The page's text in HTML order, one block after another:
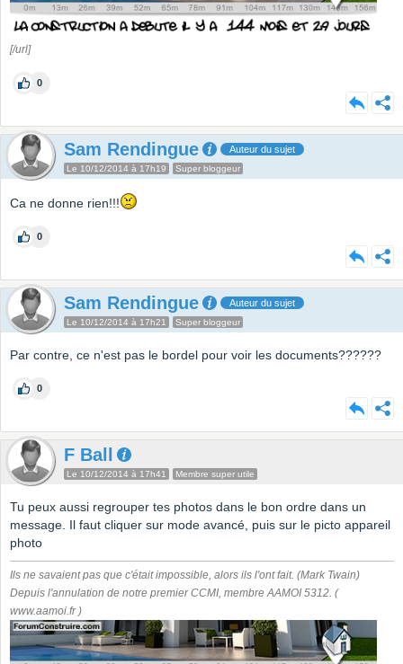
[/url]
0
Sam Rendingue Auteur du sujet
Le 10/12/2014 à 17h19 Super bloggeur
Ca ne donne rien!!!
0
Sam Rendingue Auteur du sujet
Le 10/12/2014 à 17h21 Super bloggeur
Par contre, ce n'est pas le bordel pour voir les documents??????
0
F Ball
Le 10/12/2014 à 17h41 Membre super utile
Tu peux aussi regrouper tes photos dans le bon ordre dans un
message. Il faut cliquer sur mode avancé, puis sur le picto appareil
photo
Ils ne savaient pas que c'était impossible, alors ils l'ont fait. (Mark Twain)
Depuis l'annulation de notre premier CCMI, membre AAMOI 5312. (
www.aamoi.fr )